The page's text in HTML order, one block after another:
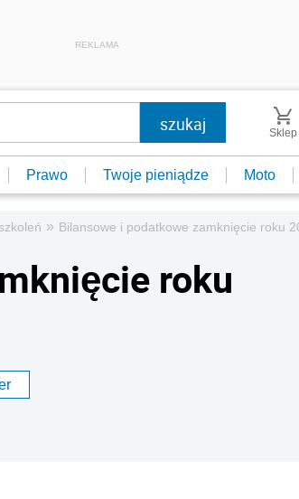
REKLAMA
Sklep
Prawo Twoje pieniądze Moto
» Bilansowe i podatkowe zamknięcie roku
roku